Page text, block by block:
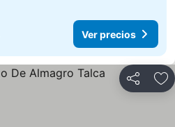
Ver precios
Compartir